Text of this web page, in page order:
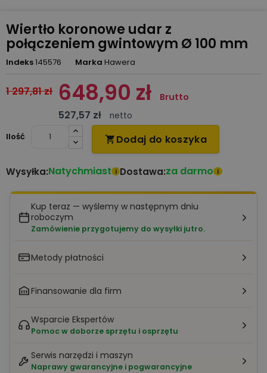
Wiertło koronowe udar z
połączeniem gwintowym Ø 100 mm
Indeks145576 Marka Hawera
1 297,81 zł 648,90 zł Brutto
527,57 zł
netto
Ilość
 Dodaj do koszyka
Wysyłka:Natychmiast i Dostawa:za darmo i
Kup teraz — wyślemy w następnym dniu
roboczym
Zamówienie przygotujemy do wysyłki jutro.
Metody płatności
Finansowanie dla firm
Wsparcie Ekspertów
Pomoc w doborze sprzętu i osprzętu
Serwis narzędzi i maszyn
Naprawy gwarancyjne i pogwarancyjne